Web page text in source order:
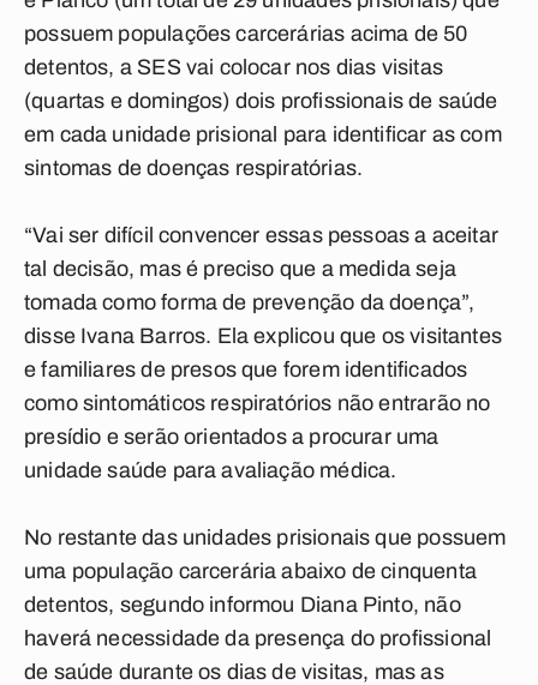
possuem populações carcerárias acima de 50
detentos, a SES vai colocar nos dias visitas
(quartas e domingos) dois profissionais de saúde
em cada unidade prisional para identificar as com
sintomas de doenças respiratórias.
“Vai ser difícil convencer essas pessoas a aceitar
tal decisão, mas é preciso que a medida seja
tomada como forma de prevenção da doença”,
disse Ivana Barros. Ela explicou que os visitantes
e familiares de presos que forem identificados
como sintomáticos respiratórios não entrarão no
presídio e serão orientados a procurar uma
unidade saúde para avaliação médica.
No restante das unidades prisionais que possuem
uma população carcerária abaixo de cinquenta
detentos, segundo informou Diana Pinto, não
haverá necessidade da presença do profissional
de saúde durante os dias de visitas, mas as